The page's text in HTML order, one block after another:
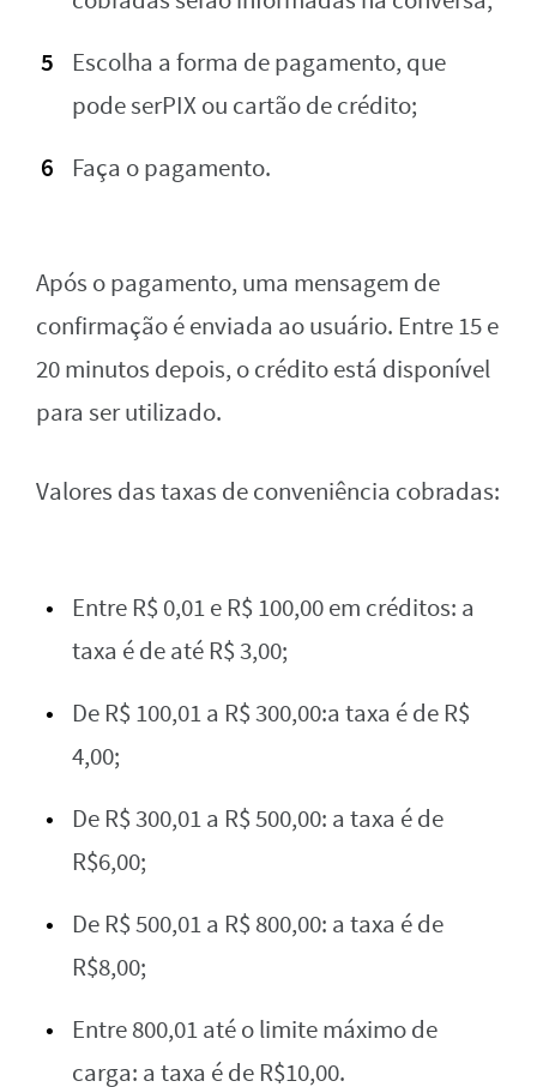
Escolha a forma de pagamento, que
pode serPIX ou cartão de crédito;
Faça o pagamento.
Após o pagamento, uma mensagem de
confirmação é enviada ao usuário. Entre 15 e
20 minutos depois, o crédito está disponível
para ser utilizado.
Valores das taxas de conveniência cobradas:
Entre R$ 0,01 e R$ 100,00 em créditos: a
taxa é de até R$ 3,00;
De R$ 100,01 a R$ 300,00:a taxa é de R$
4,00;
De R$ 300,01 a R$ 500,00: a taxa é de
R$6,00;
De R$ 500,01 a R$ 800,00: a taxa é de
R$8,00;
Entre 800,01 até o limite máximo de
carga: a taxa é de R$10,00.